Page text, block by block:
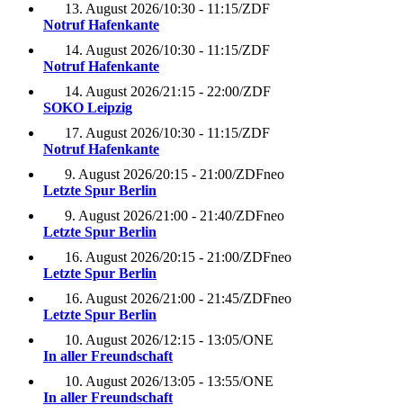
13. August 2026/10:30 - 11:15/ZDF
Notruf Hafenkante
14. August 2026/10:30 - 11:15/ZDF
Notruf Hafenkante
14. August 2026/21:15 - 22:00/ZDF
SOKO Leipzig
17. August 2026/10:30 - 11:15/ZDF
Notruf Hafenkante
9. August 2026/20:15 - 21:00/ZDFneo
Letzte Spur Berlin
9. August 2026/21:00 - 21:40/ZDFneo
Letzte Spur Berlin
16. August 2026/20:15 - 21:00/ZDFneo
Letzte Spur Berlin
16. August 2026/21:00 - 21:45/ZDFneo
Letzte Spur Berlin
10. August 2026/12:15 - 13:05/ONE
In aller Freundschaft
10. August 2026/13:05 - 13:55/ONE
In aller Freundschaft